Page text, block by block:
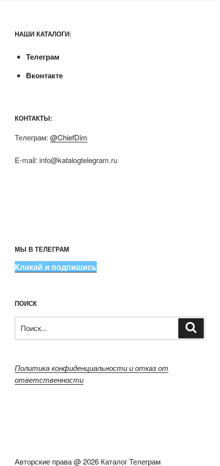
НАШИ КАТАЛОГИ:
Телеграм
Вконтакте
КОНТАКТЫ:
Телеграм: @ChiefDim
E-mail: info@katalogtelegram.ru
МЫ В ТЕЛЕГРАМ
Кликай и подпишись
ПОИСК
Политика конфиденциальности и отказ от
ответственности
Авторские права @ 2026 Каталог Телеграм